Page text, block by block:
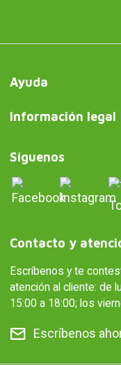
Ayuda
Información legal
Síguenos
Contacto y
Escríbenos y te
atención al cliente: de
15:00 a 18:00; los
Escríbenos